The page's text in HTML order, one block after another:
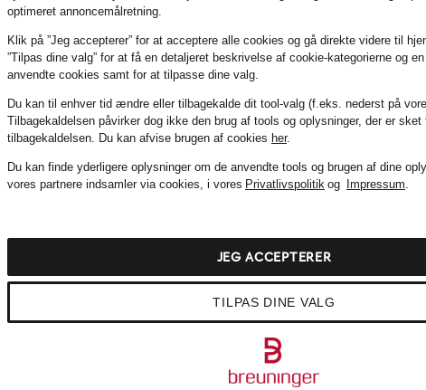
optimeret annoncemålretning.
Klik på ”Jeg accepterer” for at acceptere alle cookies og gå direkte videre til
”Tilpas dine valg” for at få en detaljeret beskrivelse af cookie-kategorierne og
anvendte cookies samt for at tilpasse dine valg.
Du kan til enhver tid ændre eller tilbagekalde dit tool-valg (f.eks. nederst på
Tilbagekaldelsen påvirker dog ikke den brug af tools og oplysninger, der er sket
tilbagekaldelsen. Du kan afvise brugen af cookies her.
Du kan finde yderligere oplysninger om de anvendte tools og brugen af dine
vores partnere indsamler via cookies, i vores Privatlivspolitik og Impressum.
TILPAS DINE VALG
JEG ACCEPTERER